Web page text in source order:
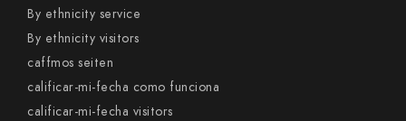
By ethnicity service
By ethnicity visitors
caffmos seiten
calificar-mi-fecha como funciona
calificar-mi-fecha visitors